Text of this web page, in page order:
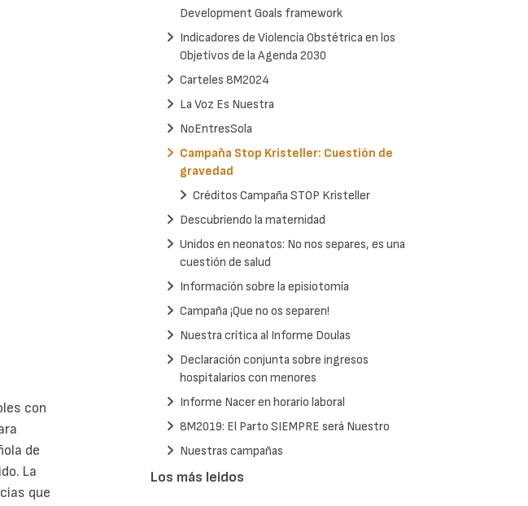
con
de
La
que
Development Goals framework
Indicadores de Violencia Obstétrica en los
Objetivos de la Agenda 2030
Carteles 8M2024
La Voz Es Nuestra
NoEntresSola
Campaña Stop Kristeller: Cuestión de
gravedad
Créditos Campaña STOP Kristeller
Descubriendo la maternidad
Unidos en neonatos: No nos separes, es una
cuestión de salud
Información sobre la episiotomía
Campaña ¡Que no os separen!
Nuestra crítica al Informe Doulas
Declaración conjunta sobre ingresos
hospitalarios con menores
Informe Nacer en horario laboral
8M2019: El Parto SIEMPRE será Nuestro
Nuestras campañas
Los más leidos